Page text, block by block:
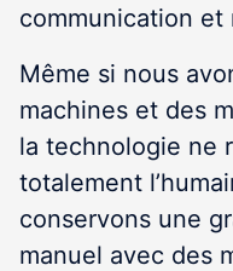
communication et
Même si nous
machines et des
la technologie ne
totalement
conservons une
manuel avec des